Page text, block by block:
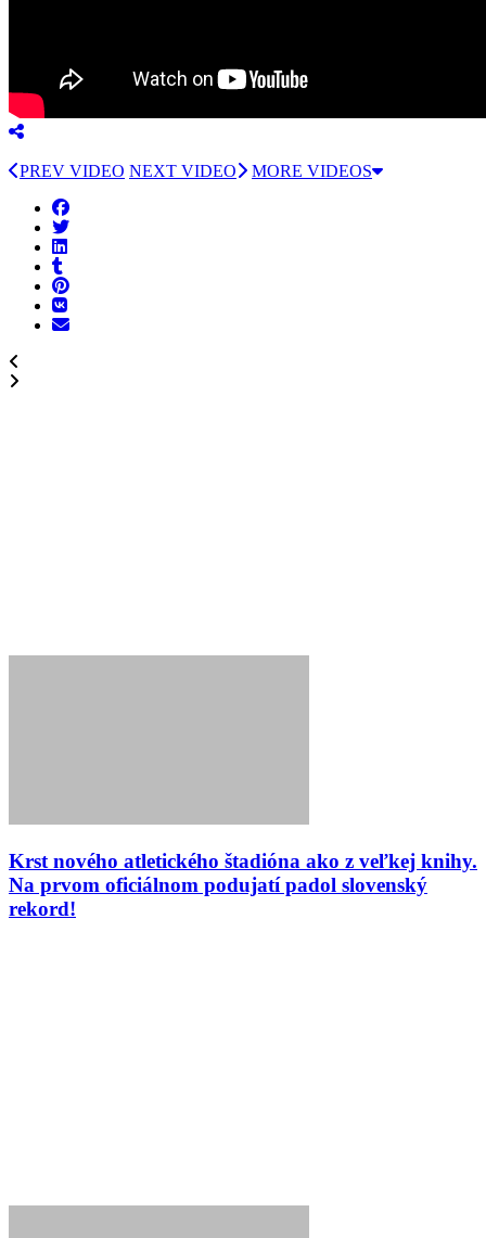
PREV VIDEO NEXT VIDEO MORE VIDEOS
Krst nového atletického štadióna ako z veľkej knihy.
Na prvom oficiálnom podujatí padol slovenský
rekord!